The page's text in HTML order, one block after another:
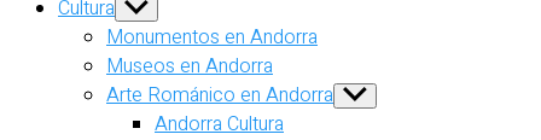
Cultura Show
sub
menu
Monumentos en Andorra
Museos en Andorra
Arte Románico en Andorra Show
sub
Andorra Cultura